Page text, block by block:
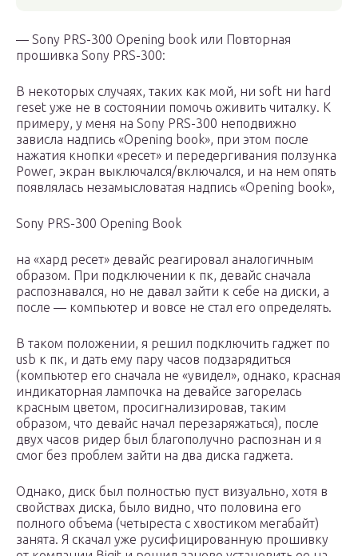
— Sony PRS-300 Opening book или Повторная
прошивка Sony PRS-300:
В некоторых случаях, таких как мой, ни soft ни hard
reset уже не в состоянии помочь оживить читалку. К
примеру, у меня на Sony PRS-300 неподвижно
зависла надпись «Opening book», при этом после
нажатия кнопки «ресет» и передергивания ползунка
Power, экран выключался/включался, и на нем опять
появлялась незамысловатая надпись «Opening book»,
Sony PRS-300 Opening Book
на «хард ресет» девайс реагировал аналогичным
образом. При подключении к пк, девайс сначала
распознавался, но не давал зайти к себе на диски, а
после — компьютер и вовсе не стал его определять.
В таком положении, я решил подключить гаджет по
usb к пк, и дать ему пару часов подзарядиться
(компьютер его сначала не «увидел», однако, красная
индикаторная лампочка на девайсе загорелась
красным цветом, просигнализировав, таким
образом, что девайс начал перезаряжаться), после
двух часов ридер был благополучно распознан и я
смог без проблем зайти на два диска гаджета.
Однако, диск был полностью пуст визуально, хотя в
свойствах диска, было видно, что половина его
полного объема (четыреста с хвостиком мегабайт)
занята. Я скачал уже русифицированную прошивку